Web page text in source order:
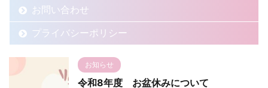
お問い合わせ
プライバシーポリシー
お知らせ
令和8年度 お盆休みについて